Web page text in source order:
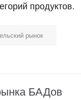
продуктов.
рынок
БАДов